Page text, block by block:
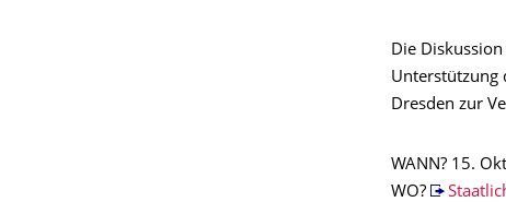
Die
Unterstützung
Dresden zur
WANN? 15.
WO?